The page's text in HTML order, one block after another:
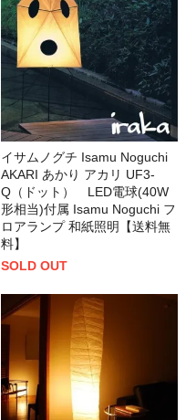
イサムノグチ Isamu Noguchi
AKARI あかり アカリ UF3-
Q（ドット） LED電球(40W
形相当)付属 Isamu Noguchi フ
ロアランプ 和紙照明【送料無
料】
SOLD OUT